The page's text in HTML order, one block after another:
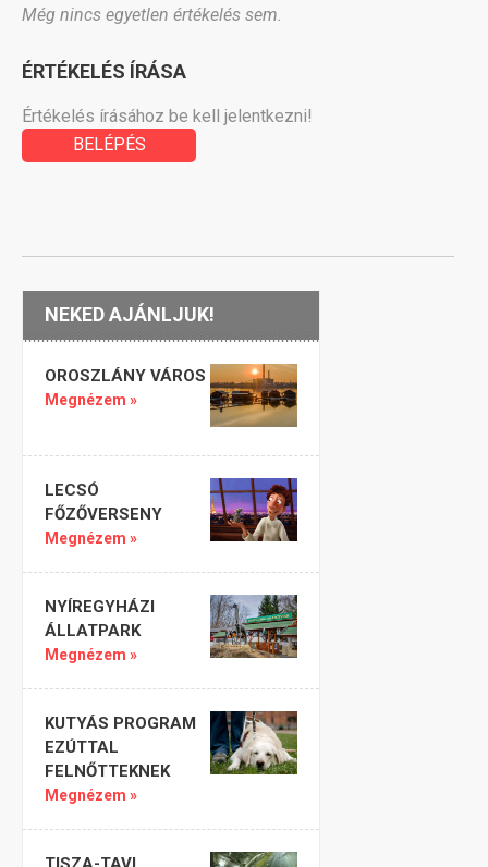
Még nincs egyetlen értékelés sem.
ÉRTÉKELÉS ÍRÁSA
Értékelés írásához be kell jelentkezni!
BELÉPÉS
NEKED AJÁNLJUK!
OROSZLÁNY VÁROS
Megnézem »
LECSÓ
FŐZŐVERSENY
Megnézem »
NYÍREGYHÁZI
ÁLLATPARK
Megnézem »
KUTYÁS PROGRAM
EZÚTTAL
FELNŐTTEKNEK
Megnézem »